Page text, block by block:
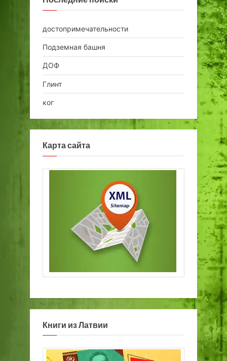
достопримечательности
Подземная башня
ДОФ
Глинт
ког
Карта сайта
Книги из Латвии